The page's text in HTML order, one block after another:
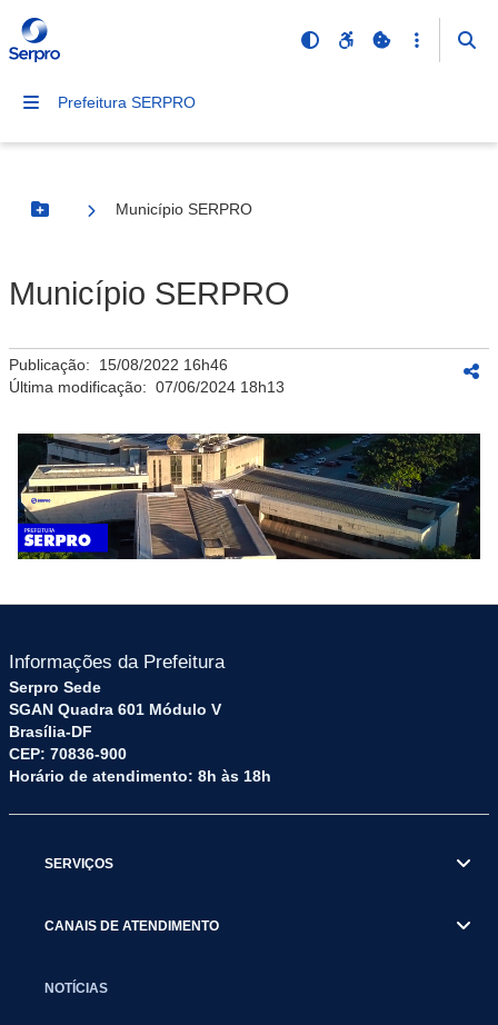
Prefeitura SERPRO
Botão Menu
Município SERPRO
Município SERPRO
Publicação: 15/08/2022 16h46
Última modificação: 07/06/2024 18h13
Informações da Prefeitura
Serpro Sede
SGAN Quadra 601 Módulo V
Brasília-DF
CEP: 70836-900
Horário de atendimento: 8h às 18h
SERVIÇOS
CANAIS DE ATENDIMENTO
NOTÍCIAS